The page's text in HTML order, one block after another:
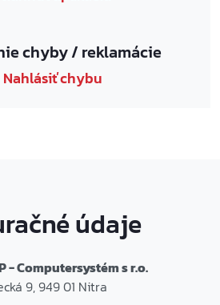
chyby / reklamácie
Nahlásiť chybu
údaje
- Computersystém s r.o.
9, 949 01 Nitra